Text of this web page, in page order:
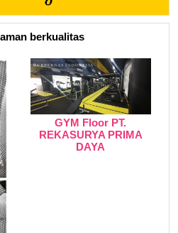
berkualitas
GYM Floor PT.
REKASURYA PRIMA
DAYA